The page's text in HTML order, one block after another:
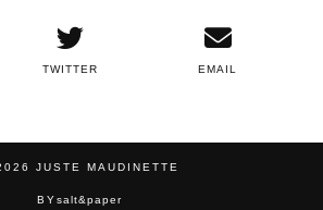
TWITTER EMAIL
JUSTE MAUDINETTE
BYsalt&paper